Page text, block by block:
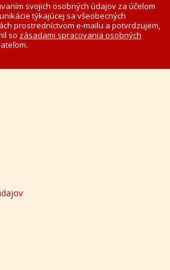
svojich osobných údajov za účelom
týkajúcej sa všeobecných
prostredníctvom e-mailu a potvrdzujem,
so zásadami spracovania osobných